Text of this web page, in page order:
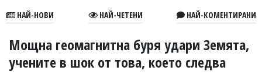
В
УКРАЙНА
СПОРТ
НАЙ-НОВИ НАЙ-ЧЕТЕНИ НАЙ-КОМЕНТИРАНИ
Мощна геомагнитна буря удари Земята,
учените в шок от това, което следва